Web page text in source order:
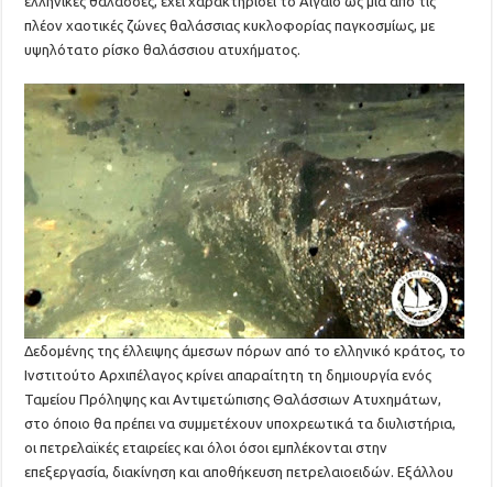
πλέον χαοτικές ζώνες θαλάσσιας κυκλοφορίας παγκοσμίως, με
υψηλότατο ρίσκο θαλάσσιου ατυχήματος.
Δεδομένης της έλλειψης άμεσων πόρων από το ελληνικό κράτος, το
Ινστιτούτο Αρχιπέλαγος κρίνει απαραίτητη τη δημιουργία ενός
Ταμείου Πρόληψης και Αντιμετώπισης Θαλάσσιων Ατυχημάτων,
στο όποιο θα πρέπει να συμμετέχουν υποχρεωτικά τα διυλιστήρια,
οι πετρελαϊκές εταιρείες και όλοι όσοι εμπλέκονται στην
επεξεργασία, διακίνηση και αποθήκευση πετρελαιοειδών. Εξάλλου